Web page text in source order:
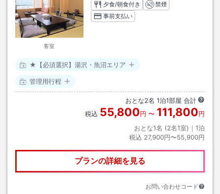
客室
夕食/朝食付き
禁煙
事前支払い
★【必須選択】湯沢・魚沼エリア
管理用行程
おとな2名 1泊1部屋 合計
税込 55,800円 〜 111,800円
おとな1名 (2名1室)｜ 1泊
税込 27,900円〜55,900円
プランの詳細を見る
お問い合わせコード